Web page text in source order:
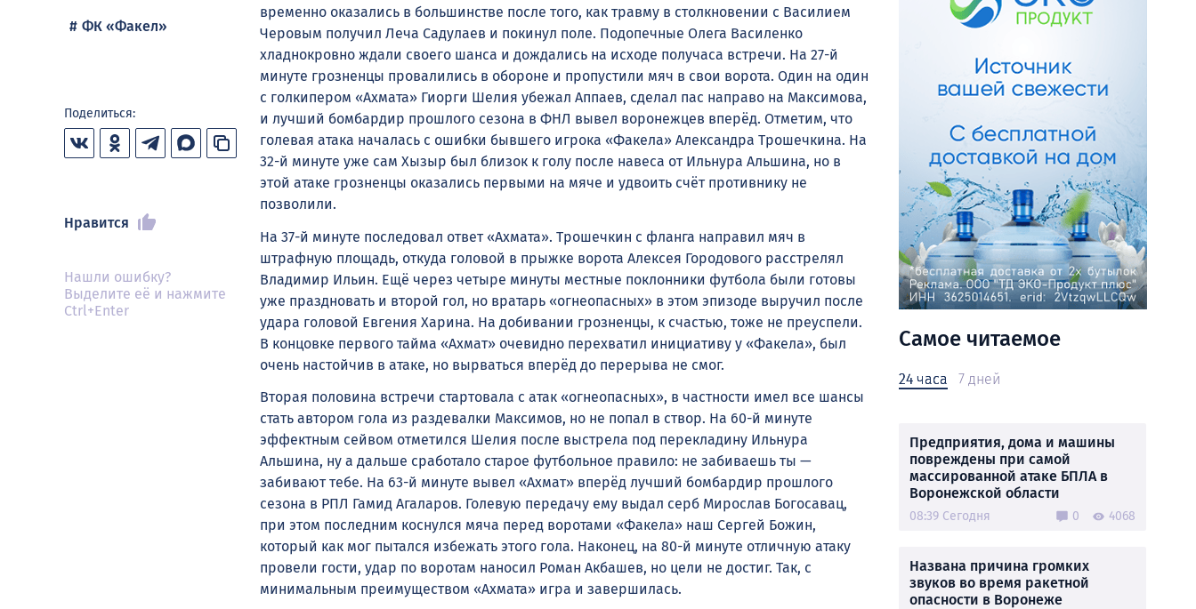
ФК «Факел»
Поделиться:
Нравится
Нашли ошибку?
Выделите её и нажмите
Ctrl+Enter
временно оказались в большинстве после того, как травму в столкновении с Василием
Черовым получил Леча Садулаев и покинул поле. Подопечные Олега Василенко
хладнокровно ждали своего шанса и дождались на исходе получаса встречи. На 27-й
минуте грозненцы провалились в обороне и пропустили мяч в свои ворота. Один на один
с голкипером «Ахмата» Гиорги Шелия убежал Аппаев, сделал пас направо на Максимова,
и лучший бомбардир прошлого сезона в ФНЛ вывел воронежцев вперёд. Отметим, что
голевая атака началась с ошибки бывшего игрока «Факела» Александра Трошечкина. На
32-й минуте уже сам Хызыр был близок к голу после навеса от Ильнура Альшина, но в
этой атаке грозненцы оказались первыми на мяче и удвоить счёт противнику не
позволили.
На 37-й минуте последовал ответ «Ахмата». Трошечкин с фланга направил мяч в
штрафную площадь, откуда головой в прыжке ворота Алексея Городового расстрелял
Владимир Ильин. Ещё через четыре минуты местные поклонники футбола были готовы
уже праздновать и второй гол, но вратарь «огнеопасных» в этом эпизоде выручил после
удара головой Евгения Харина. На добивании грозненцы, к счастью, тоже не преуспели.
В концовке первого тайма «Ахмат» очевидно перехватил инициативу у «Факела», был
очень настойчив в атаке, но вырваться вперёд до перерыва не смог.
Вторая половина встречи стартовала с атак «огнеопасных», в частности имел все шансы
стать автором гола из раздевалки Максимов, но не попал в створ. На 60-й минуте
эффектным сейвом отметился Шелия после выстрела под перекладину Ильнура
Альшина, ну а дальше сработало старое футбольное правило: не забиваешь ты —
забивают тебе. На 63-й минуте вывел «Ахмат» вперёд лучший бомбардир прошлого
сезона в РПЛ Гамид Агаларов. Голевую передачу ему выдал серб Мирослав Богосавац,
при этом последним коснулся мяча перед воротами «Факела» наш Сергей Божин,
который как мог пытался избежать этого гола. Наконец, на 80-й минуте отличную атаку
провели гости, удар по воротам наносил Роман Акбашев, но цели не достиг. Так, с
минимальным преимуществом «Ахмата» игра и завершилась.
Самое читаемое
24 часа 7 дней
Предприятия, дома и машины
повреждены при самой
массированной атаке БПЛА в
Воронежской области
08:39 Сегодня 0 4068
Названа причина громких
звуков во время ракетной
опасности в Воронеже